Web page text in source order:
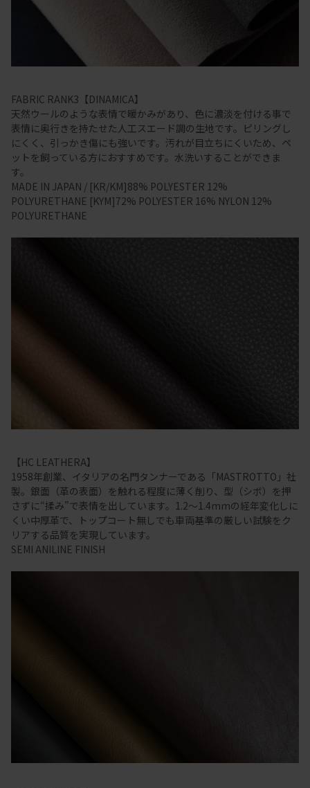
FABRIC RANK3【DINAMICA】
天然ウールのような表情で暖かみがあり、色に濃淡を付ける事で
表情に奥行きを持たせた人工スエード調の生地です。ピリングし
にくく、引っかき傷にも強いです。汚れが目立ちにくいため、ペ
ットを飼っている方におすすめです。水洗いすることができま
す。
MADE IN JAPAN / [KR/KM]88% POLYESTER 12%
POLYURETHANE [KYM]72% POLYESTER 16% NYLON 12%
POLYURETHANE
【HC LEATHERA】
1958年創業、イタリアの名門タンナーである「MASTROTTO」社
製。銀面（革の表面）を触れる程度に薄く削り、型（シボ）を押
さずに“揉み”で表情を出しています。1.2～1.4mmの経年変化しに
くい中厚革で、トップコート無しでも車両基準の厳しい試験をク
リアする品質を実現しています。
SEMI ANILINE FINISH